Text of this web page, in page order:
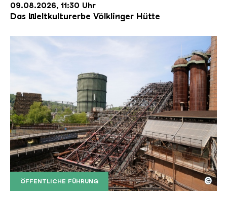
09.08.2026, 11:30 Uhr
Das Weltkulturerbe Völklinger Hütte
ÖFFENTLICHE FÜHRUNG
Der Erzschrägaufzug der Völklinger Hütte mit
Copyright: Weltkulturerbe Völklinger Hütte | Karl
©